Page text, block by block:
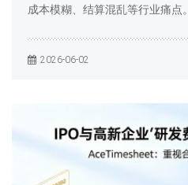
成本模糊、结算混乱等行业痛点。
2026-06-02